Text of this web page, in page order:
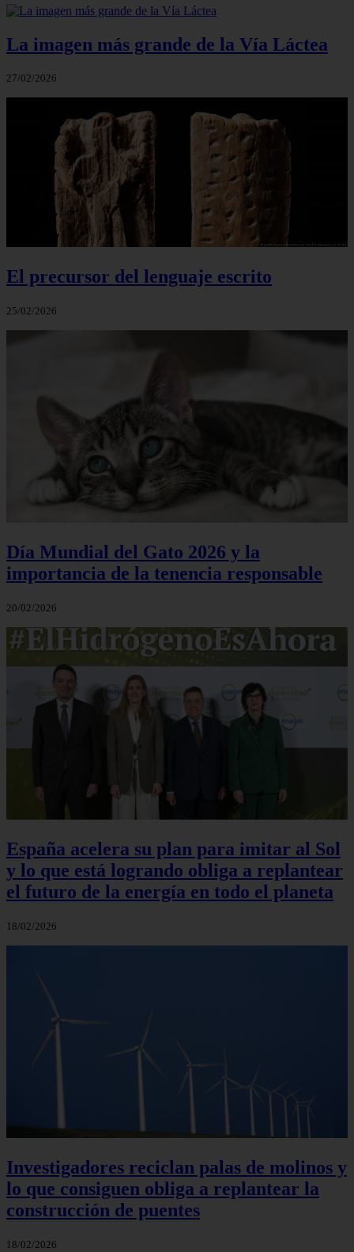
La imagen más grande de la Vía Láctea
27/02/2026
El precursor del lenguaje escrito
25/02/2026
Día Mundial del Gato 2026 y la
importancia de la tenencia responsable
20/02/2026
España acelera su plan para imitar al Sol
y lo que está logrando obliga a replantear
el futuro de la energía en todo el planeta
18/02/2026
Investigadores reciclan palas de molinos y
lo que consiguen obliga a replantear la
construcción de puentes
18/02/2026